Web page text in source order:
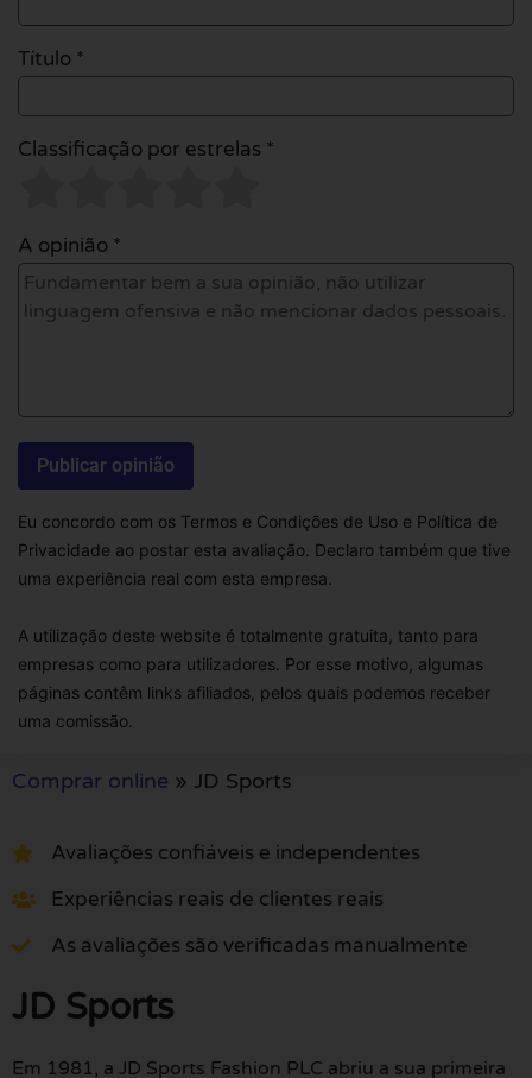
Título *
Classificação por estrelas *
A opinião *
Eu concordo com os Termos e Condições de Uso e Política de
Privacidade ao postar esta avaliação. Declaro também que tive
uma experiência real com esta empresa.
A utilização deste website é totalmente gratuita, tanto para
empresas como para utilizadores. Por esse motivo, algumas
páginas contêm links afiliados, pelos quais podemos receber
uma comissão.
Comprar online » JD Sports
Avaliações confiáveis e independentes
Experiências reais de clientes reais
As avaliações são verificadas manualmente
JD Sports
Em 1981, a JD Sports Fashion PLC abriu a sua primeira